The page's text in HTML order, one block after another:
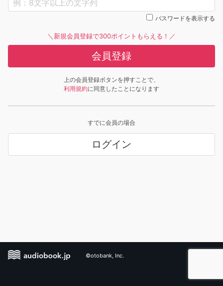
パスワードを表示する
＼新規会員登録で300ポイントもらえる！／
会員登録
上の会員登録ボタンを押すことで、
利用規約に同意したことになります
すでに会員の場合
ログイン
©otobank, Inc.